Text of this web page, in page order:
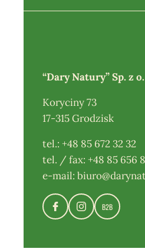
“Dary Natury” Sp. z
Koryciny 73
17-315 Grodzisk
tel.: +48 85 672 32 32
tel. / fax: +48 85 656
e-mail:
B2B